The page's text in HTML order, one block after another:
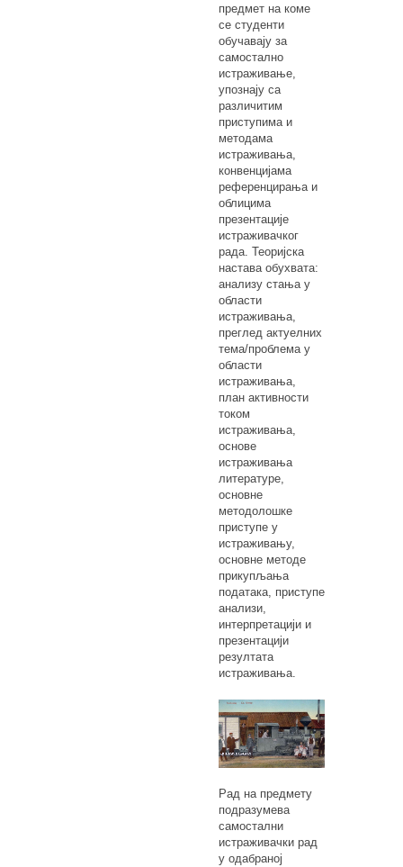
предмет на коме
се студенти
обучавају за
самостално
истраживање,
упознају са
различитим
приступима и
методама
истраживања,
конвенцијама
референцирања и
облицима
презентације
истраживачког
рада. Теоријска
настава обухвата:
анализу стања у
области
истраживања,
преглед актуелних
тема/проблема у
области
истраживања,
план активности
током
истраживања,
основе
истраживања
литературе,
основне
методолошке
приступе у
истраживању,
основне методе
прикупљања
података, приступе
анализи,
интерпретацији и
презентацији
резултата
истраживања.
Рад на предмету
подразумева
самостални
истраживачки рад
у одабраној